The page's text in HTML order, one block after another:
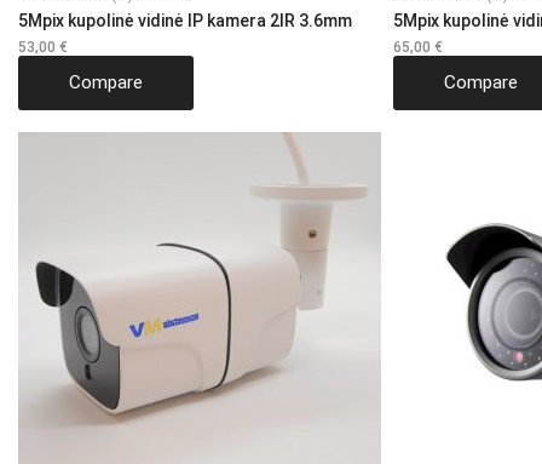
5Mpix kupolinė vidinė IP kamera 2IR 3.6mm
53,00 €
Compare
5Mpix kupolinė
65,00 €
Compare